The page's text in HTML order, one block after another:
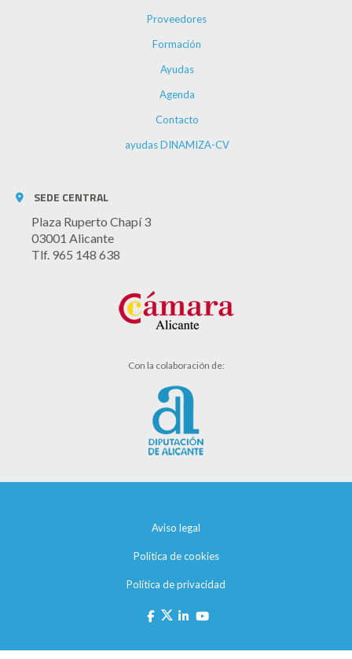
Proveedores
Formación
Ayudas
Agenda
Contacto
ayudas DINAMIZA-CV
SEDE CENTRAL
Plaza Ruperto Chapí 3
03001 Alicante
Tlf. 965 148 638
Con la colaboración de:
Aviso legal
Política de cookies
Política de privacidad